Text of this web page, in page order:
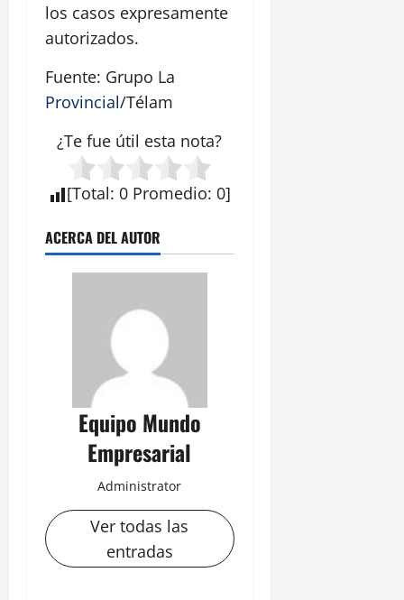
los casos expresamente
autorizados.
Fuente: Grupo La
Provincial/Télam
¿Te fue útil esta nota?
[Total: 0 Promedio: 0]
ACERCA DEL AUTOR
Equipo Mundo
Empresarial
Administrator
Ver todas las
entradas